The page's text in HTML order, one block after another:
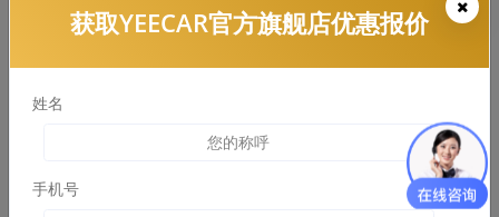
引擎盖 ￥2453.00
获取YEECAR官方旗舰店优惠报价
姓名
手机号